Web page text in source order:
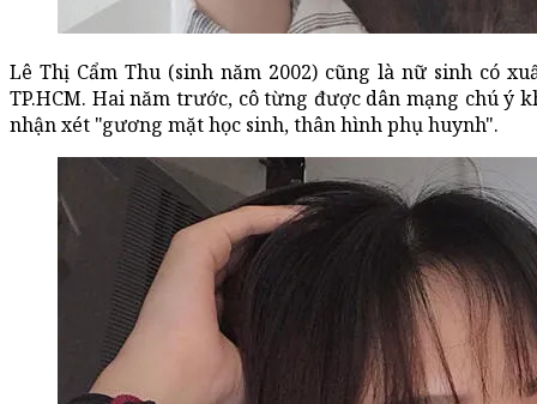
Lê Thị Cẩm Thu (sinh năm 2002) cũng là nữ sinh có
TP.HCM. Hai năm trước, cô từng được dân mạng chú
nhận xét "gương mặt học sinh, thân hình phụ huynh".